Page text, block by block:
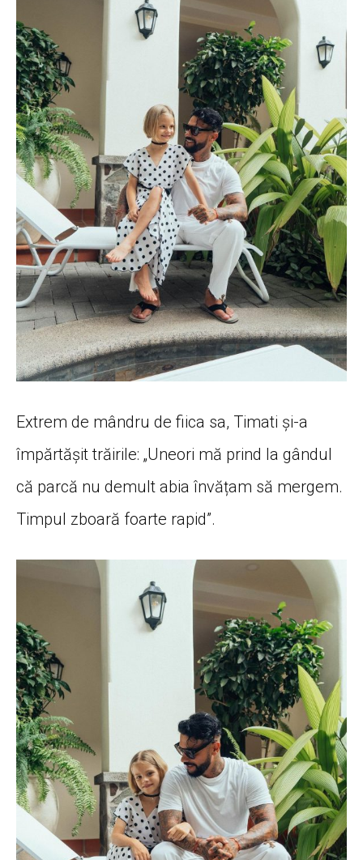
Extrem de mândru de fiica sa, Timati și-a
împărtășit trăirile: „Uneori mă prind la gândul
că parcă nu demult abia învățam să mergem.
Timpul zboară foarte rapid”.